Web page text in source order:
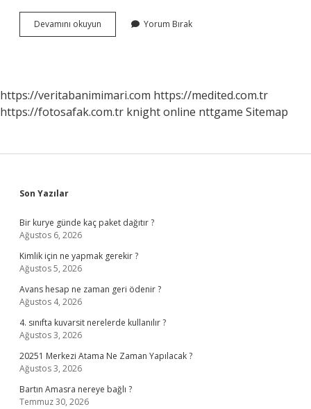
Devamını okuyun
Nasıl
Yorum Bırak
https://veritabanimimari.com https://medited.com.tr
https://fotosafak.com.tr knight online nttgame Sitemap
Sidebar
Son Yazılar
Bir kurye günde kaç paket dağıtır ?
Ağustos 6, 2026
Kimlik için ne yapmak gerekir ?
Ağustos 5, 2026
Avans hesap ne zaman geri ödenir ?
Ağustos 4, 2026
4. sınıfta kuvarsit nerelerde kullanılır ?
Ağustos 3, 2026
20251 Merkezi Atama Ne Zaman Yapılacak ?
Ağustos 3, 2026
Bartın Amasra nereye bağlı ?
Temmuz 30, 2026